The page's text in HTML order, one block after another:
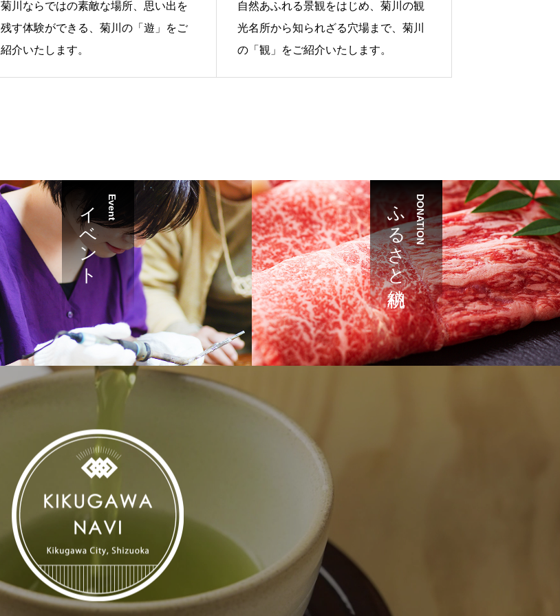
菊川ならではの素敵な場所、思い出を
残す体験ができる、菊川の「遊」をご
紹介いたします。
自然あふれる景観をはじめ、菊川の観
光名所から知られざる穴場まで、菊川
の「観」をご紹介いたします。
Event
イベント DONATION
ふるさと納税